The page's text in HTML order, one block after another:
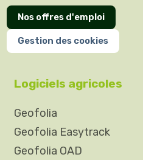
Nos offres d'emploi
Gestion des cookies
Logiciels agricoles
Geofolia
Geofolia Easytrack
Geofolia OAD